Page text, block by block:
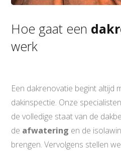
Hoe gaat een
werk
Een dakrenovatie begint altijd
dakinspectie. Onze
de volledige staat van de
de afwatering en de
brengen. Vervolgens stellen